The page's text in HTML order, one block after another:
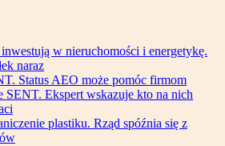
w nieruchomości i energetykę.
naraz
Status AEO może pomóc firmom
SENT. Ekspert wskazuje kto na nich
plastiku. Rząd spóźnia się z